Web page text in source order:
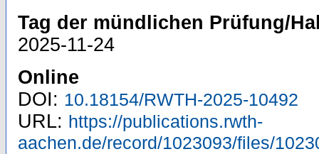
Tag der mündlichen Prüfung/
2025-11-24
Online
DOI: 10.18154/RWTH-2025-10492
URL: https://publications.rwth-
aachen.de/record/1023093/files/